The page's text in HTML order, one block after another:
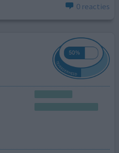
0 reacties